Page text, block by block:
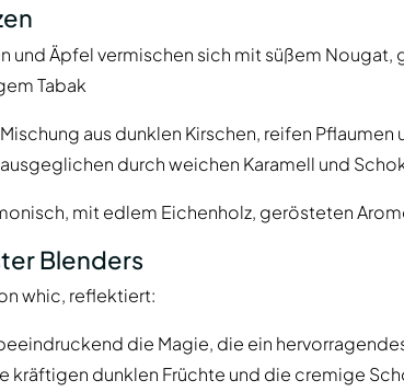
und Äpfel vermischen sich mit süßem Nougat,
Tabak
aus dunklen Kirschen, reifen
durch weichen Karamell und
mit edlem Eichenholz, gerösteten
Blenders
whic, reflektiert:
die Magie, die ein
kräftigen dunklen Früchte und die cremige